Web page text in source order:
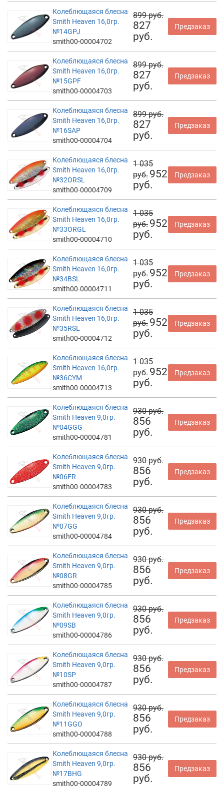
Колеблющаяся блесна
Smith Heaven 16,0гр.
№14GPJ
smith00-00004702
899 руб.
827
руб.
Предзаказ
Колеблющаяся блесна
Smith Heaven 16,0гр.
№15GPF
smith00-00004703
899 руб.
827
руб.
Предзаказ
Колеблющаяся блесна
Smith Heaven 16,0гр.
№16SAP
smith00-00004704
899 руб.
827
руб.
Предзаказ
Колеблющаяся блесна
Smith Heaven 16,0гр.
№32ORSL
smith00-00004709
1 035
руб. 952
руб.
Предзаказ
Колеблющаяся блесна
Smith Heaven 16,0гр.
№33ORGL
smith00-00004710
1 035
руб. 952
руб.
Предзаказ
Колеблющаяся блесна
Smith Heaven 16,0гр.
№34BSL
smith00-00004711
1 035
руб. 952
руб.
Предзаказ
Колеблющаяся блесна
Smith Heaven 16,0гр.
№35RSL
smith00-00004712
1 035
руб. 952
руб.
Предзаказ
Колеблющаяся блесна
Smith Heaven 16,0гр.
№36CYM
smith00-00004713
1 035
руб. 952
руб.
Предзаказ
Колеблющаяся блесна
Smith Heaven 9,0гр.
№04GGG
smith00-00004781
930 руб.
856
руб.
Предзаказ
Колеблющаяся блесна
Smith Heaven 9,0гр.
№06FR
smith00-00004783
930 руб.
856
руб.
Предзаказ
Колеблющаяся блесна
Smith Heaven 9,0гр.
№07GG
smith00-00004784
930 руб.
856
руб.
Предзаказ
Колеблющаяся блесна
Smith Heaven 9,0гр.
№08GR
smith00-00004785
930 руб.
856
руб.
Предзаказ
Колеблющаяся блесна
Smith Heaven 9,0гр.
№09SB
smith00-00004786
930 руб.
856
руб.
Предзаказ
Колеблющаяся блесна
Smith Heaven 9,0гр.
№10SP
smith00-00004787
930 руб.
856
руб.
Предзаказ
Колеблющаяся блесна
Smith Heaven 9,0гр.
№11GGO
smith00-00004788
930 руб.
856
руб.
Предзаказ
Колеблющаяся блесна
Smith Heaven 9,0гр.
№17BHG
smith00-00004789
930 руб.
856
руб.
Предзаказ